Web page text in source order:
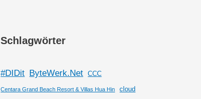
Schlagwörter
#DIDit ByteWerk.Net CCC
Centara Grand Beach Resort & Villas Hua Hin cloud